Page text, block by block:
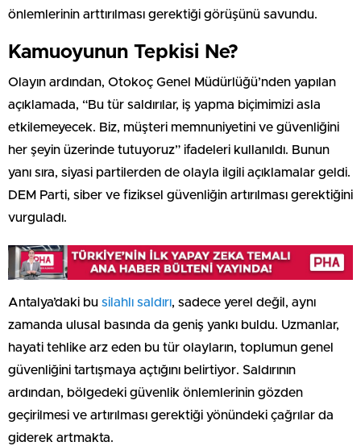
önlemlerinin arttırılması gerektiği görüşünü savundu.
Kamuoyunun Tepkisi Ne?
Olayın ardından, Otokoç Genel Müdürlüğü’nden yapılan
açıklamada, “Bu tür saldırılar, iş yapma biçimimizi asla
etkilemeyecek. Biz, müşteri memnuniyetini ve güvenliğini
her şeyin üzerinde tutuyoruz” ifadeleri kullanıldı. Bunun
yanı sıra, siyasi partilerden de olayla ilgili açıklamalar geldi.
DEM Parti, siber ve fiziksel güvenliğin artırılması gerektiğini
vurguladı.
Antalya’daki bu silahlı saldırı, sadece yerel değil, aynı
zamanda ulusal basında da geniş yankı buldu. Uzmanlar,
hayati tehlike arz eden bu tür olayların, toplumun genel
güvenliğini tartışmaya açtığını belirtiyor. Saldırının
ardından, bölgedeki güvenlik önlemlerinin gözden
geçirilmesi ve artırılması gerektiği yönündeki çağrılar da
giderek artmakta.